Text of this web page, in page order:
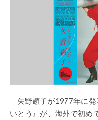
矢野顕子が1977年に発
いとう』が、海外で初め